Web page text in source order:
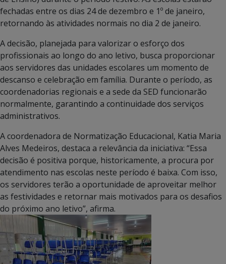
fechadas entre os dias 24 de dezembro e 1º de janeiro,
retornando às atividades normais no dia 2 de janeiro.
A decisão, planejada para valorizar o esforço dos
profissionais ao longo do ano letivo, busca proporcionar
aos servidores das unidades escolares um momento de
descanso e celebração em família. Durante o período, as
coordenadorias regionais e a sede da SED funcionarão
normalmente, garantindo a continuidade dos serviços
administrativos.
A coordenadora de Normatização Educacional, Katia Maria
Alves Medeiros, destaca a relevância da iniciativa: “Essa
decisão é positiva porque, historicamente, a procura por
atendimento nas escolas neste período é baixa. Com isso,
os servidores terão a oportunidade de aproveitar melhor
as festividades e retornar mais motivados para os desafios
do próximo ano letivo”, afirma.